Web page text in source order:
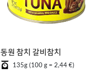
동원 참치 갈비참치
135g (100 g = 2,44 €)